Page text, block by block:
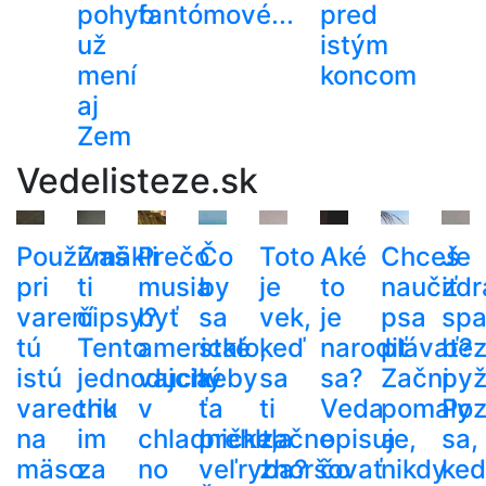
pohyb
už
mení
aj
Zem
fantómové...
pred
istým
koncom
Vedelisteze.sk
Používaš
pri
varení
tú
istú
varechu
na
mäso
Zmäkli
ti
čipsy?
Tento
jednoduchý
trik
im
za
Prečo
musia
byť
americké
vajcia
v
chladničke,
no
Čo
by
sa
stalo,
keby
ťa
prehltla
veľryba?
Toto
je
vek,
keď
sa
ti
začne
zhoršovať
Aké
to
je
narodiť
sa?
Veda
opisuje,
čo
Chceš
naučiť
psa
plávať?
Začni
pomaly
a
nikdy
Je
bez
sa,